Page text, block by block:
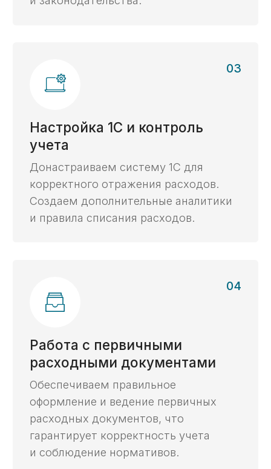
казначейского
сопровождения доверяют
нам
Многолетняя
экспертиза с 2014 г.
Все виды
контрактов
в любой валюте, с любыми видами
расчётов, гарантиями и субсидиями.
Ваш личный эксперт будет сопровождать
вас на протяжении всего процесса.
Личный эксперт
онлайн